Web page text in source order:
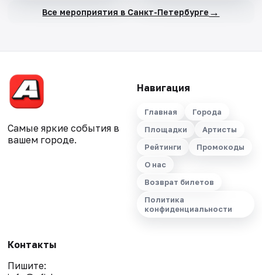
Все мероприятия в Санкт-Петербурге →
Самые яркие события в
вашем городе.
Навигация
Главная
Города
Площадки
Артисты
Рейтинги
Промокоды
О нас
Возврат билетов
Политика
конфиденциальности
Контакты
Пишите: